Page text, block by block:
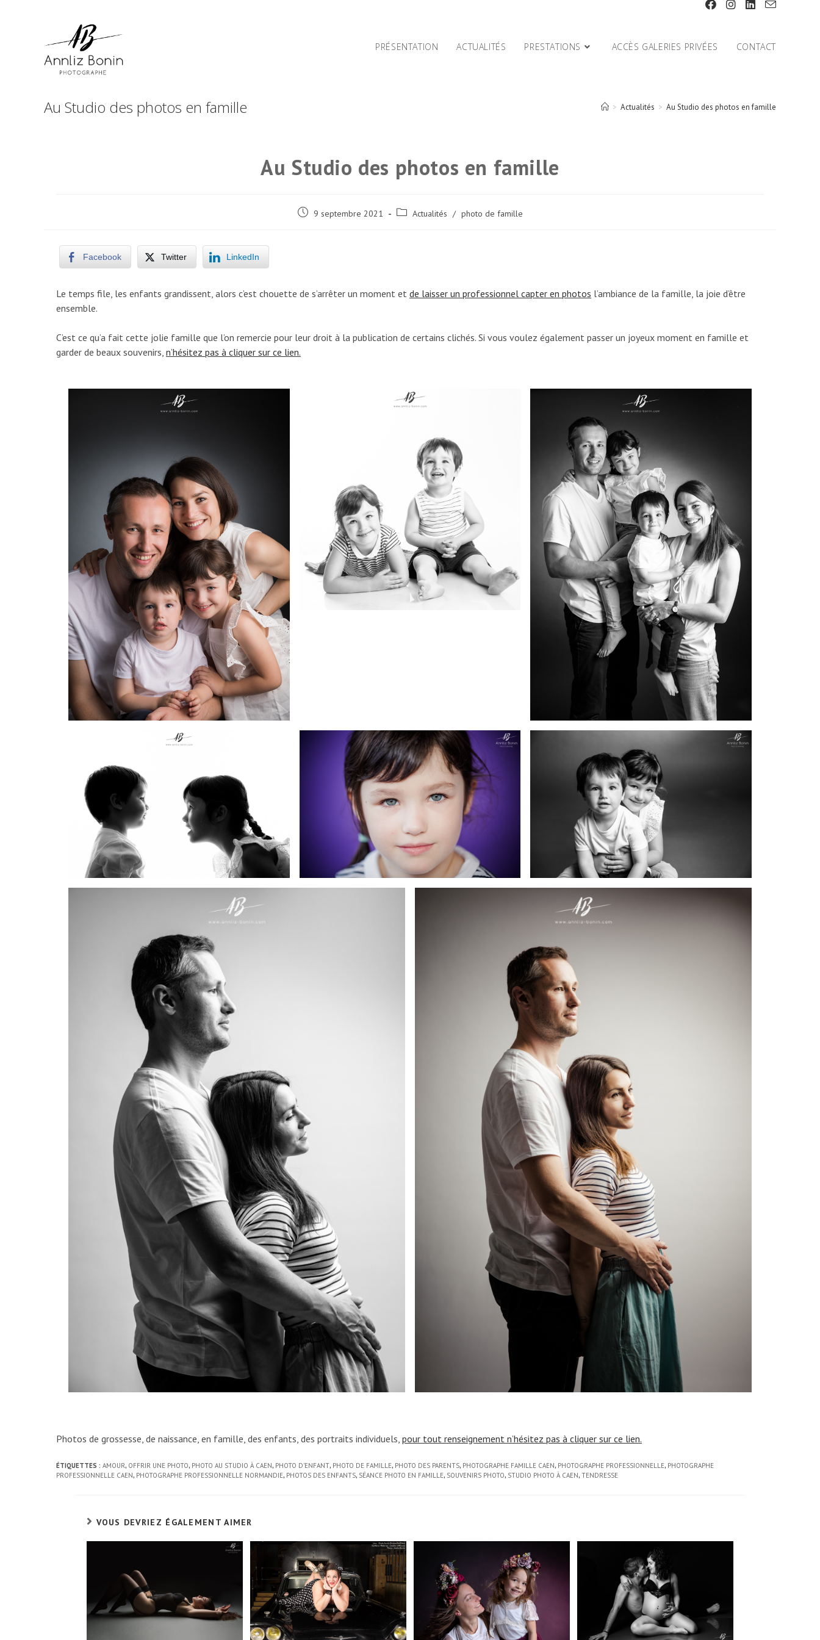
PRÉSENTATION ACTUALITÉS PRESTATIONS ACCÈS GALERIES PRIVÉES CONTACT
Au Studio des photos en famille > Actualités > Au Studio des photos en famille
Au Studio des photos en famille
Post 9 septembre 2021
Post Actualités / photo de famille
Facebook Twitter LinkedIn
Le temps file, les enfants grandissent, alors c’est chouette de s’arrêter un moment et de laisser un professionnel capter en photos l’ambiance de la famille, la joie d’être
ensemble.
C’est ce qu’a fait cette jolie famille que l’on remercie pour leur droit à la publication de certains clichés. Si vous voulez également passer un joyeux moment en famille et
garder de beaux souvenirs, n’hésitez pas à cliquer sur ce lien.
Photos de grossesse, de naissance, en famille, des enfants, des portraits individuels, pour tout renseignement n’hésitez pas à cliquer sur ce lien.
ÉTIQUETTES : AMOUR, OFFRIR UNE PHOTO, PHOTO AU STUDIO À CAEN, PHOTO D'ENFANT, PHOTO DE FAMILLE, PHOTO DES PARENTS, PHOTOGRAPHE FAMILLE CAEN, PHOTOGRAPHE PROFESSIONNELLE, PHOTOGRAPHE
PROFESSIONNELLE CAEN, PHOTOGRAPHE PROFESSIONNELLE NORMANDIE, PHOTOS DES ENFANTS, SÉANCE PHOTO EN FAMILLE, SOUVENIRS PHOTO, STUDIO PHOTO À CAEN, TENDRESSE
VOUS DEVRIEZ ÉGALEMENT AIMER